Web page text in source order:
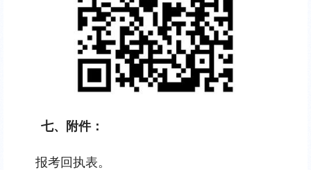
七、附件：
报考回执表。